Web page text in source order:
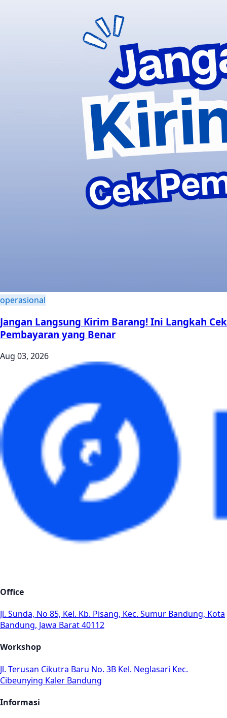
operasional
Jangan Langsung Kirim Barang! Ini Langkah Cek
Pembayaran yang Benar
Aug 03, 2026
Office
Jl. Sunda, No 85, Kel. Kb. Pisang, Kec. Sumur Bandung, Kota
Bandung, Jawa Barat 40112
Workshop
Jl. Terusan Cikutra Baru No. 3B Kel. Neglasari Kec.
Cibeunying Kaler Bandung
Informasi